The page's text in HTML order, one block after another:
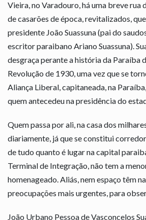
Vieira, no Varadouro, há uma breve rua
de casarões de época, revitalizados,
presidente João Suassuna (pai do
escritor paraibano Ariano Suassuna).
desgraça perante a história da Paraíba
Revolução de 1930, uma vez que se
Aliança Liberal, capitaneada, na
quem antecedeu na presidência do
Quem passa por ali, na casa dos
diariamente, já que se constitui
de tudo quanto é lugar na capital
Terminal de Integração, não tem a
homenageado. Aliás, nem espaço têm
preocupações mais urgentes, para
João Urbano Pessoa de Vasconcelos